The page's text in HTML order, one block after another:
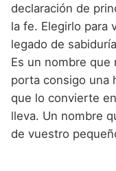
declaración de
la fe. Elegirlo para
legado de
Es un nombre que
porta consigo una
que lo convierte
lleva. Un nombre
de vuestro